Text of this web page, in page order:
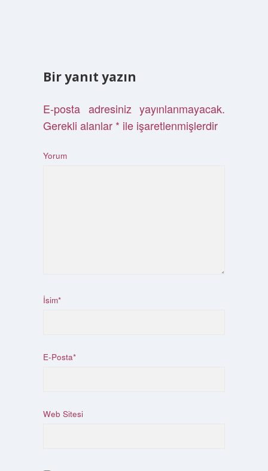
Bir yanıt yazın
E-posta adresiniz yayınlanmayacak.
Gerekli alanlar * ile işaretlenmişlerdir
Yorum
İsim*
E-Posta*
Web Sitesi